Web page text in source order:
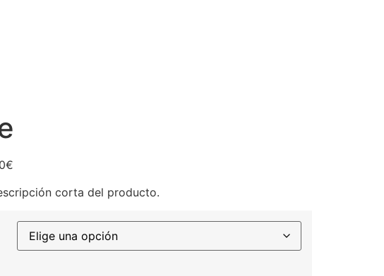
€Rango
precios:
10,00€
hasta
corta del producto.